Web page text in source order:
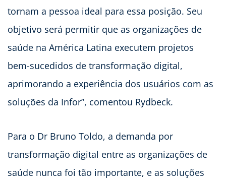
tornam a pessoa ideal para essa posição. Seu
objetivo será permitir que as organizações de
saúde na América Latina executem projetos
bem-sucedidos de transformação digital,
aprimorando a experiência dos usuários com as
soluções da Infor”, comentou Rydbeck.
Para o Dr Bruno Toldo, a demanda por
transformação digital entre as organizações de
saúde nunca foi tão importante, e as soluções